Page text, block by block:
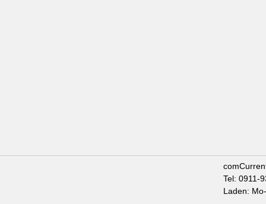
Tel: 0911-
Laden: